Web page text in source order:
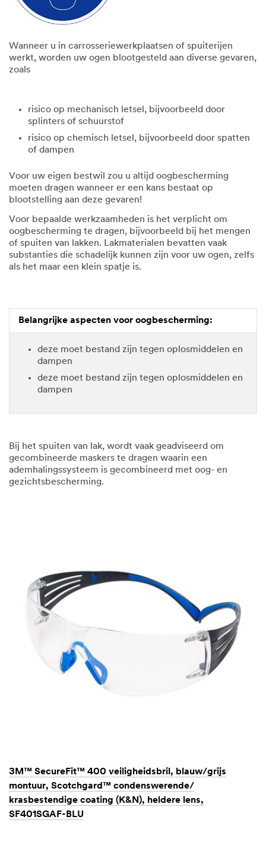
Wanneer u in carrosseriewerkplaatsen of spuiterijen
werkt, worden uw ogen blootgesteld aan diverse gevaren,
zoals
risico op mechanisch letsel, bijvoorbeeld door
splinters of schuurstof
risico op chemisch letsel, bijvoorbeeld door spatten
of dampen
Voor uw eigen bestwil zou u altijd oogbescherming
moeten dragen wanneer er een kans bestaat op
blootstelling aan deze gevaren!
Voor bepaalde werkzaamheden is het verplicht om
oogbescherming te dragen, bijvoorbeeld bij het mengen
of spuiten van lakken. Lakmaterialen bevatten vaak
substanties die schadelijk kunnen zijn voor uw ogen, zelfs
als het maar een klein spatje is.
Belangrijke aspecten voor oogbescherming:
deze moet bestand zijn tegen oplosmiddelen en
dampen
deze moet bestand zijn tegen oplosmiddelen en
dampen
Bij het spuiten van lak, wordt vaak geadviseerd om
gecombineerde maskers te dragen waarin een
ademhalingssysteem is gecombineerd met oog- en
gezichtsbescherming.
3M™ SecureFit™ 400 veiligheidsbril, blauw/grijs
montuur, Scotchgard™ condenswerende/
krasbestendige coating (K&N), heldere lens,
SF401SGAF-BLU